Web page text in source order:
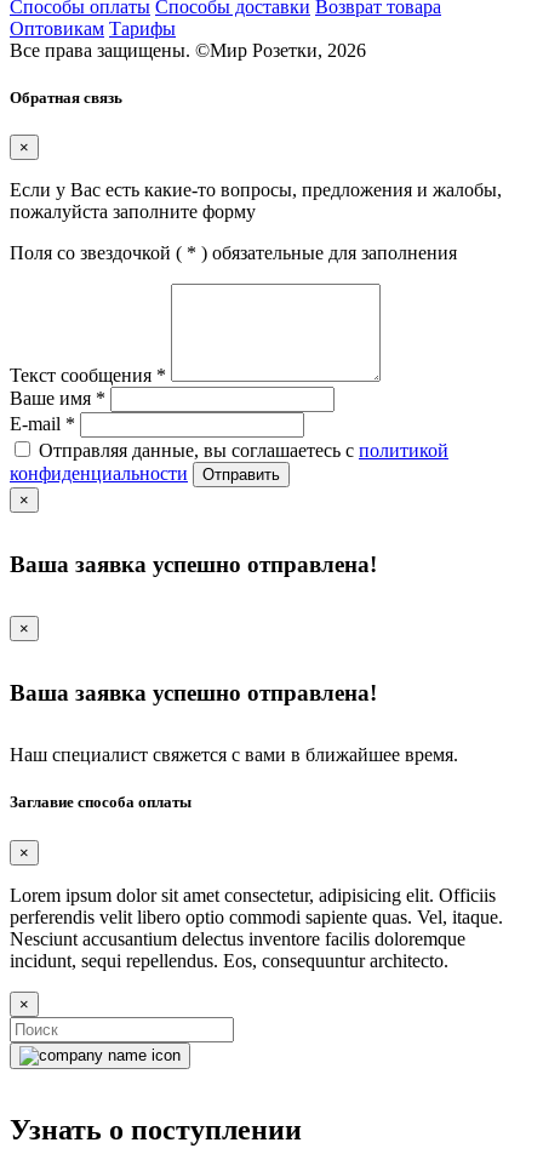
Способы оплаты Способы доставки Возврат товара
Оптовикам Тарифы
Все права защищены. ©Мир Розетки, 2026
Обратная связь
×
Если у Вас есть какие-то вопросы, предложения и жалобы,
пожалуйста заполните форму
Поля со звездочкой ( * ) обязательные для заполнения
Текст сообщения *
Ваше имя *
E-mail *
Отправляя данные, вы соглашаетесь с политикой
конфиденциальности
Отправить
×
Ваша заявка успешно отправлена!
×
Ваша заявка успешно отправлена!
Наш специалист свяжется с вами в ближайшее время.
Заглавие способа оплаты
×
Lorem ipsum dolor sit amet consectetur, adipisicing elit. Officiis
perferendis velit libero optio commodi sapiente quas. Vel, itaque.
Nesciunt accusantium delectus inventore facilis doloremque
incidunt, sequi repellendus. Eos, consequuntur architecto.
×
Узнать о поступлении